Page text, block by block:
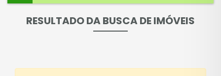
RESULTADO DA BUSCA DE IMÓVEIS